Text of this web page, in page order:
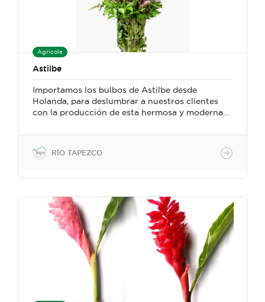
Agrícola
Astilbe
Importamos los bulbos de Astilbe desde
Holanda, para deslumbrar a nuestros clientes
con la producción de esta hermosa y moderna
calidad es insuperable.
RÍO TAPEZCO